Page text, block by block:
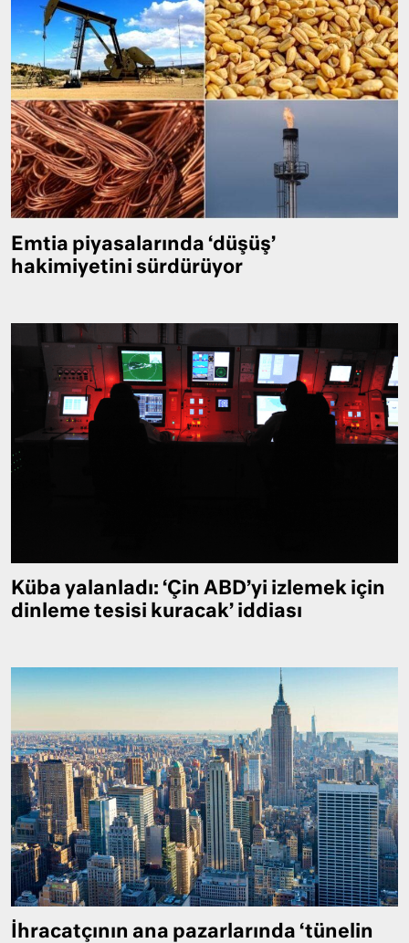
Emtia piyasalarında ‘düşüş’
hakimiyetini sürdürüyor
Küba yalanladı: ‘Çin ABD’yi izlemek için
dinleme tesisi kuracak’ iddiası
İhracatçının ana pazarlarında ‘tünelin